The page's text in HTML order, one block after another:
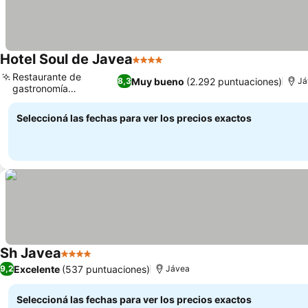
Hotel Soul de Javea4 Estrellas
8,3Muy bueno (2.292 puntuaciones)
Restaurante de
gastronomía
mediterránea
Seleccioná las fechas para ver los precios exactos
Sh Javea4 Estrellas
9,2Excelente (537 puntuaciones) Jávea
Seleccioná las fechas para ver los precios exactos